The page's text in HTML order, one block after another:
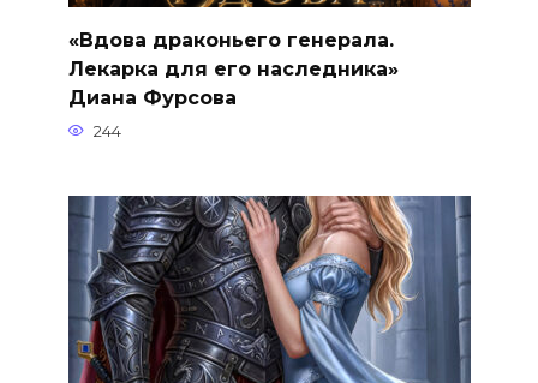
«Вдова драконьего генерала.
Лекарка для его наследника»
Диана Фурсова
244